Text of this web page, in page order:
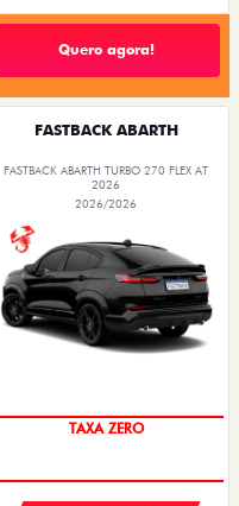
Quero agora!
FASTBACK ABARTH
FASTBACK ABARTH TURBO 270 FLEX AT
2026
2026/2026
SAIA DE FIAT 0KM